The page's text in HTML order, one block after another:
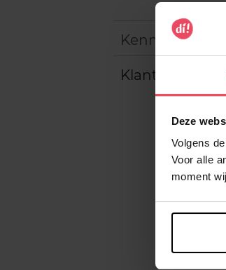
Deze
Volgens
Voor alle
moment
Kenmerken
Klantereview